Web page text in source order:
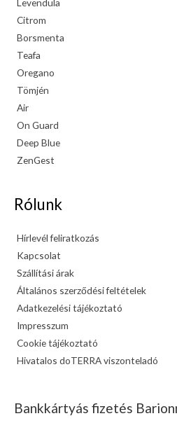
Citrom
Borsmenta
Teafa
Oregano
Tömjén
Air
On Guard
Deep Blue
ZenGest
Rólunk
Hírlevél feliratkozás
Kapcsolat
Szállítási árak
Általános szerződési feltételek
Adatkezelési tájékoztató
Impresszum
Cookie tájékoztató
Hivatalos doTERRA viszonteladó
Bankkártyás fizetés